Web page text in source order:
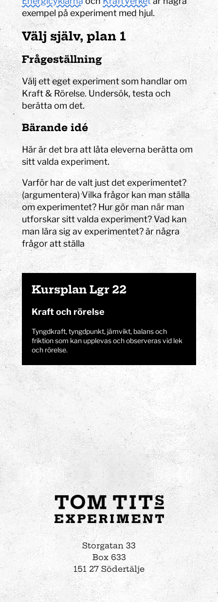
exempel på experiment med hjul.
Välj själv, plan 1
Frågeställning
Välj ett eget experiment som handlar om
Kraft & Rörelse. Undersök, testa och
berätta om det.
Bärande idé
Här är det bra att låta eleverna berätta om
sitt valda experiment.
Varför har de valt just det experimentet?
(argumentera) Vilka frågor kan man ställa
om experimentet? Hur gör man när man
utforskar sitt valda experiment? Vad kan
man lära sig av experimentet? är några
frågor att ställa
Kursplan Lgr 22
Kraft och rörelse
Tyngdkraft, tyngdpunkt, jämvikt, balans och
friktion som kan upplevas och observeras vid lek
och rörelse.
Storgatan 33
Box 633
151 27 Södertälje